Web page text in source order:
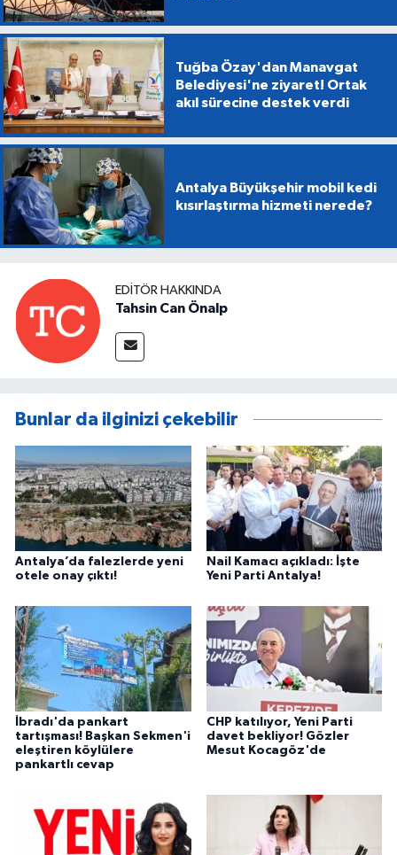
Tuğba Özay'dan Manavgat
Belediyesi'ne ziyaret! Ortak
akıl sürecine destek verdi
Antalya Büyükşehir mobil kedi
kısırlaştırma hizmeti nerede?
EDITÖR HAKKINDA
Tahsin Can Önalp
Bunlar da ilginizi çekebilir
Antalya’da falezlerde yeni
otele onay çıktı!
Nail Kamacı açıkladı: İşte
Yeni Parti Antalya!
İbradı'da pankart
tartışması! Başkan Sekmen'i
eleştiren köylülere
pankartlı cevap
CHP katılıyor, Yeni Parti
davet bekliyor! Gözler
Mesut Kocagöz'de